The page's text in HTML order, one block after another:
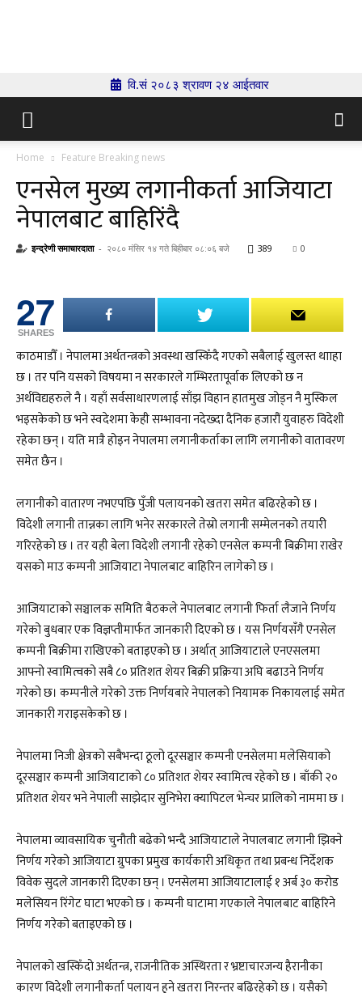
वि.सं २०८३ श्रावण २४ आईतवार
Home Feature Breaking news
एनसेल मुख्य लगानीकर्ता आजियाटा
नेपालबाट बाहिरिंदै
इन्द्रेणी समाचारदाता - २०८० मंसिर १४ गते बिहीबार ०८:०६ बजे 389 0
27
SHARES
काठमाडौँ । नेपालमा अर्थतन्त्रको अवस्था खस्किँदै गएको सबैलाई खुलस्त थााहा
छ । तर पनि यसको विषयमा न सरकारले गम्भिरतापूर्वाक लिएको छ न
अर्थविद्यहरुले नै । यहाँ सर्वसाधारणलाई साँझ विहान हातमुख जोड्न नै मुस्किल
भइसकेको छ भने स्वदेशमा केही सम्भावना नदेख्दा दैनिक हजारौं युवाहरु विदेशी
रहेका छन् । यति मात्रै होइन नेपालमा लगानीकर्ताका लागि लगानीको वातावरण
समेत छैन ।
लगानीको वातारण नभएपछि पुँजी पलायनको खतरा समेत बढिरहेको छ ।
विदेशी लगानी तान्नका लागि भनेर सरकारले तेस्रो लगानी सम्मेलनको तयारी
गरिरहेको छ । तर यही बेला विदेशी लगानी रहेको एनसेल कम्पनी बिक्रीमा राखेर
यसको माउ कम्पनी आजियाटा नेपालबाट बाहिरिन लागेको छ ।
आजियाटाको सञ्चालक समिति बैठकले नेपालबाट लगानी फिर्ता लैजाने निर्णय
गरेको बुधबार एक विज्ञप्तीमार्फत जानकारी दिएको छ । यस निर्णयसँगै एनसेल
कम्पनी बिक्रीमा राखिएको बताइएको छ । अर्थात् आजियाटाले एनएसलमा
आफ्नो स्वामित्वको सबै ८० प्रतिशत शेयर बिक्री प्रक्रिया अघि बढाउने निर्णय
गरेको छ। कम्पनीले गरेको उक्त निर्णयबारे नेपालको नियामक निकायलाई समेत
जानकारी गराइसकेको छ ।
नेपालमा निजी क्षेत्रको सबैभन्दा ठूलो दूरसञ्चार कम्पनी एनसेलमा मलेसियाको
दूरसञ्चार कम्पनी आजियाटाको ८० प्रतिशत शेयर स्वामित्व रहेको छ । बाँकी २०
प्रतिशत शेयर भने नेपाली साझेदार सुनिभेरा क्यापिटल भेन्चर प्रालिको नाममा छ ।
नेपालमा व्यावसायिक चुनौती बढेको भन्दै आजियाटाले नेपालबाट लगानी झिक्ने
निर्णय गरेको आजियाटा ग्रुपका प्रमुख कार्यकारी अधिकृत तथा प्रबन्ध निर्देशक
विवेक सुदले जानकारी दिएका छन् । एनसेलमा आजियाटालाई १ अर्ब ३० करोड
मलेसियन रिंगेट घाटा भएको छ । कम्पनी घाटामा गएकाले नेपालबाट बाहिरिने
निर्णय गरेको बताइएको छ ।
नेपालको खस्किँदो अर्थतन्त्र, राजनीतिक अस्थिरता र भ्रष्टाचारजन्य हैरानीका
कारण विदेशी लगानीकर्ता पलायन हुने खतरा निरन्तर बढिरहेको छ । यसैको